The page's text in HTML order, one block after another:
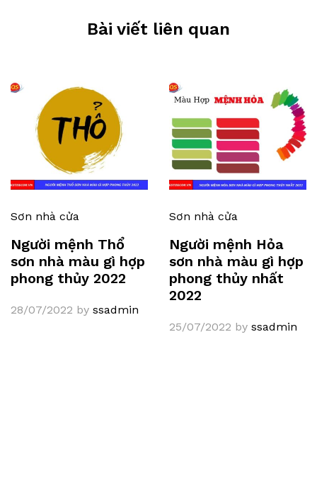
Bài viết liên quan
Sơn nhà cửa
Người mệnh Thổ
sơn nhà màu gì hợp
phong thủy 2022
28/07/2022 by ssadmin
Sơn nhà cửa
Người mệnh Hỏa
sơn nhà màu gì hợp
phong thủy nhất
2022
25/07/2022 by ssadmin